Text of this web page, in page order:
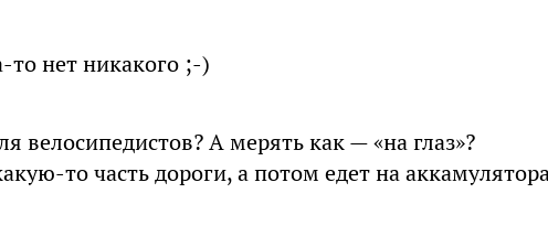
нет никакого ;-)
велосипедистов? А мерять как — «на глаз»?
то часть дороги, а потом едет на